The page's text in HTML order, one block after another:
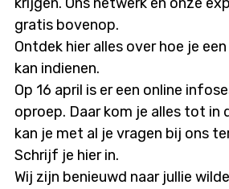
gratis bovenop.
Ontdek hier alles over hoe je
kan indienen.
Op 16 april is er een online
oproep. Daar kom je alles tot in
kan je met al je vragen bij ons
Schrijf je hier in.
Wij zijn benieuwd naar jullie